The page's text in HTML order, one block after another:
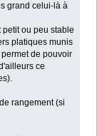
grand celui-là à
petit ou peu stable
platiques munis
de pouvoir
ce
rangement (si